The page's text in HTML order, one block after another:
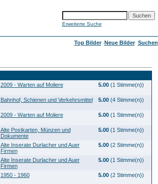
Erweiterte Suche
Top Bilder Neue Bilder Suchen
2009 - Warten auf Moliere 5.00(1 Stimme(n))
Bahnhof, Schienen und Verkehrsmittel 5.00(4 Stimme(n))
2009 - Warten auf Moliere 5.00(1 Stimme(n))
Alte Postkarten, Münzen und
Dokumente
5.00(1 Stimme(n))
Alte Inserate Durlacher und Auer
Firmen
5.00(2 Stimme(n))
Alte Inserate Durlacher und Auer
Firmen
5.00(1 Stimme(n))
1950 - 1960 5.00(2 Stimme(n))